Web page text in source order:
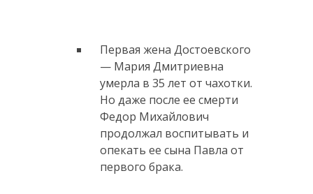
Первая жена Достоевского
— Мария Дмитриевна
умерла в 35 лет от чахотки.
Но даже после ее смерти
Федор Михайлович
продолжал воспитывать и
опекать ее сына Павла от
первого брака.